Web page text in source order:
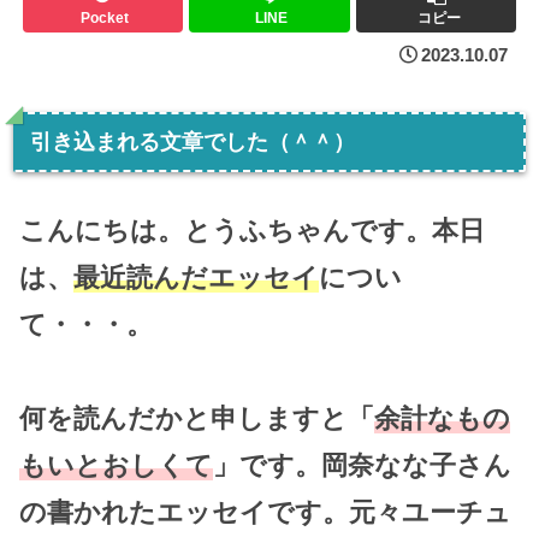
Pocket LINE コピー
2023.10.07
引き込まれる文章でした（＾＾）
こんにちは。とうふちゃんです。本日
は、 最近読んだエッセイについ
て・・・。
何を読んだかと申しますと「 余計なもの
もいとおしくて 」です。 岡奈なな子さん
の書かれたエッセイです。元々ユーチュ